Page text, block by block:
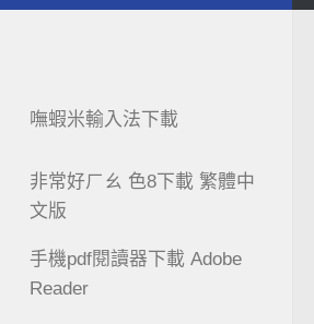
嘸蝦米輸入法下載
非常好ㄏㄠ 色8下載 繁體中
文版
手機pdf閱讀器下載 Adobe
Reader